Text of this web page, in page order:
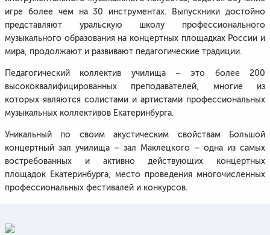
игре более чем на 30 инструментах. Выпускники достойно
представляют уральскую школу профессионального
музыкального образования на концертных площадках России и
мира, продолжают и развивают педагогические традиции.
Педагогический коллектив училища – это более 200
высококвалифицированных преподавателей, многие из
которых являются солистами и артистами профессиональных
музыкальных коллективов Екатеринбурга.
Уникальный по своим акустическим свойствам Большой
концертный зал училища – зал Маклецкого – одна из самых
востребованных и активно действующих концертных
площадок Екатеринбурга, место проведения многочисленных
профессиональных фестивалей и конкурсов.